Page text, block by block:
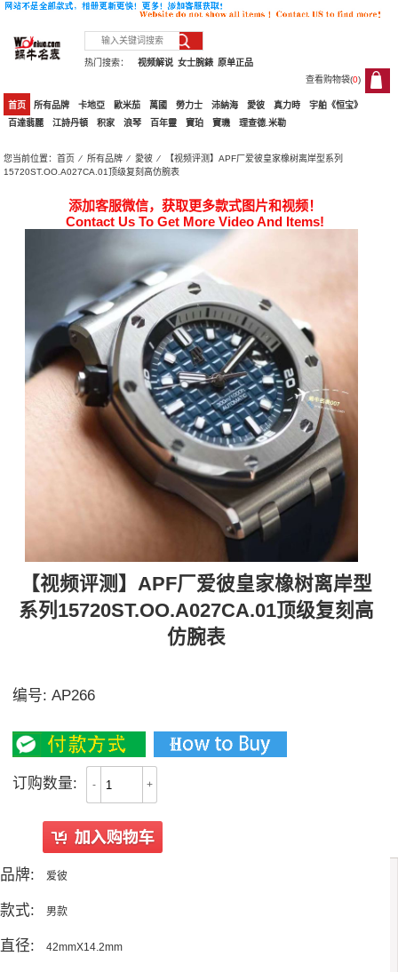
热门搜索： 原单正品
女士腕錶
视频解说
查看购物袋(0)
0
首页 所有品牌 卡地亞 歐米茄 萬國 勞力士 沛納海 愛彼 真力時
宇舶《恒宝》
百達翡麗
江詩丹頓 积家 浪琴 百年靈 寶珀 寶璣 理查德.米勒
您当前位置：首页 ⁄所有品牌 ⁄愛彼 ⁄ 【视频评测】APF厂爱彼皇家橡树离岸型系列
15720ST.OO.A027CA.01顶级复刻高仿腕表
添加客服微信，获取更多款式图片和视频！
Contact Us To Get More Video And Items!
【视频评测】APF厂爱彼皇家橡树离岸型
系列15720ST.OO.A027CA.01顶级复刻高
仿腕表
编号:AP266
订购数量: - +
品牌: 爱彼
款式: 男款
直径: 42mmX14.2mm